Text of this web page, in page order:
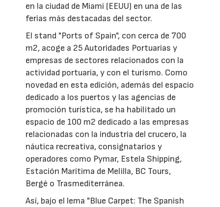
en la ciudad de Miami (EEUU) en una de las
ferias más destacadas del sector.
El stand "Ports of Spain", con cerca de 700
m2, acoge a 25 Autoridades Portuarias y
empresas de sectores relacionados con la
actividad portuaria, y con el turismo. Como
novedad en esta edición, además del espacio
dedicado a los puertos y las agencias de
promoción turística, se ha habilitado un
espacio de 100 m2 dedicado a las empresas
relacionadas con la industria del crucero, la
náutica recreativa, consignatarios y
operadores como Pymar, Estela Shipping,
Estación Marítima de Melilla, BC Tours,
Bergé o Trasmediterránea.
Así, bajo el lema "Blue Carpet: The Spanish